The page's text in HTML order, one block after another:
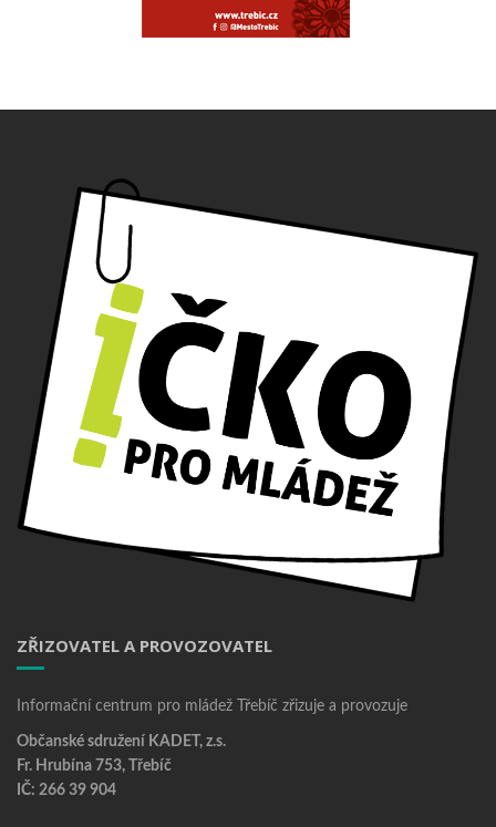
ZŘIZOVATEL A PROVOZOVATEL
Informační centrum pro mládež Třebíč zřizuje a provozuje
Občanské sdružení KADET, z.s.
Fr. Hrubína 753, Třebíč
IČ: 266 39 904